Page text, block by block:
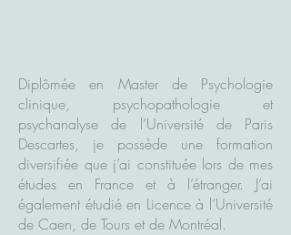
Diplômée en Master de Psychologie
clinique, psychopathologie et
psychanalyse de l’Université de Paris
Descartes, je possède une formation
diversifiée que j’ai constituée lors de mes
études en France et à l’étranger. J’ai
également étudié en Licence à l’Université
de Caen, de Tours et de Montréal.